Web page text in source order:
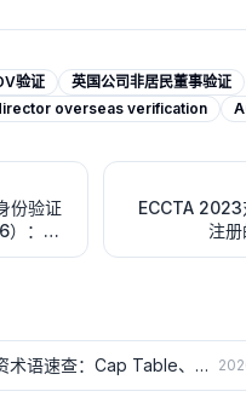
验证
英国公司非居民董事验证
overseas verification
份验证
）：什
请、截
ECCTA 2023
注
（2026）：身
术语速查：Cap Table、尽
到底是什么（2026）